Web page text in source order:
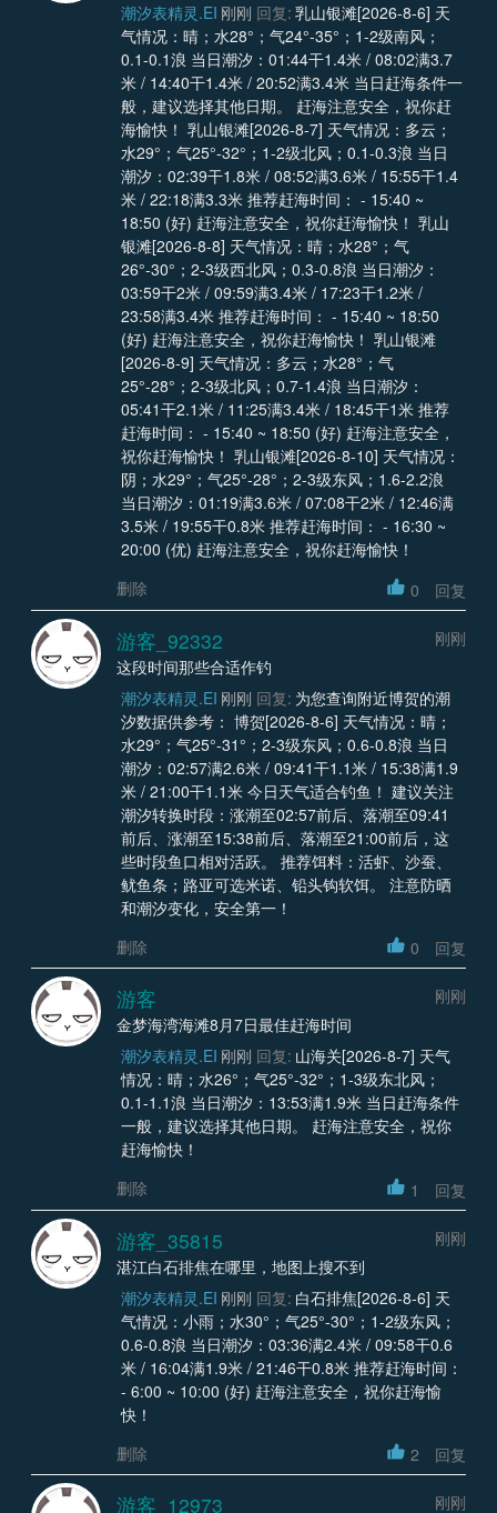
潮汐表精灵.EI 刚刚 回复: 乳山银滩[2026-8-6] 天
气情况：晴；水28°；气24°-35°；1-2级南风；
0.1-0.1浪 当日潮汐：01:44干1.4米 / 08:02满3.7
米 / 14:40干1.4米 / 20:52满3.4米 当日赶海条件一
般，建议选择其他日期。 赶海注意安全，祝你赶
海愉快！ 乳山银滩[2026-8-7] 天气情况：多云；
水29°；气25°-32°；1-2级北风；0.1-0.3浪 当日
潮汐：02:39干1.8米 / 08:52满3.6米 / 15:55干1.4
米 / 22:18满3.3米 推荐赶海时间： - 15:40 ~
18:50 (好) 赶海注意安全，祝你赶海愉快！ 乳山
银滩[2026-8-8] 天气情况：晴；水28°；气
26°-30°；2-3级西北风；0.3-0.8浪 当日潮汐：
03:59干2米 / 09:59满3.4米 / 17:23干1.2米 /
23:58满3.4米 推荐赶海时间： - 15:40 ~ 18:50
(好) 赶海注意安全，祝你赶海愉快！ 乳山银滩
[2026-8-9] 天气情况：多云；水28°；气
25°-28°；2-3级北风；0.7-1.4浪 当日潮汐：
05:41干2.1米 / 11:25满3.4米 / 18:45干1米 推荐
赶海时间： - 15:40 ~ 18:50 (好) 赶海注意安全，
祝你赶海愉快！ 乳山银滩[2026-8-10] 天气情况：
阴；水29°；气25°-28°；2-3级东风；1.6-2.2浪
当日潮汐：01:19满3.6米 / 07:08干2米 / 12:46满
3.5米 / 19:55干0.8米 推荐赶海时间： - 16:30 ~
20:00 (优) 赶海注意安全，祝你赶海愉快！
删除
0 回复
游客_92332
刚刚
这段时间那些合适作钓
潮汐表精灵.EI 刚刚 回复: 为您查询附近博贺的潮
汐数据供参考： 博贺[2026-8-6] 天气情况：晴；
水29°；气25°-31°；2-3级东风；0.6-0.8浪 当日
潮汐：02:57满2.6米 / 09:41干1.1米 / 15:38满1.9
米 / 21:00干1.1米 今日天气适合钓鱼！ 建议关注
潮汐转换时段：涨潮至02:57前后、落潮至09:41
前后、涨潮至15:38前后、落潮至21:00前后，这
些时段鱼口相对活跃。 推荐饵料：活虾、沙蚕、
鱿鱼条；路亚可选米诺、铅头钩软饵。 注意防晒
和潮汐变化，安全第一！
删除
0 回复
游客
刚刚
金梦海湾海滩8月7日最佳赶海时间
潮汐表精灵.EI 刚刚 回复: 山海关[2026-8-7] 天气
情况：晴；水26°；气25°-32°；1-3级东北风；
0.1-1.1浪 当日潮汐：13:53满1.9米 当日赶海条件
一般，建议选择其他日期。 赶海注意安全，祝你
赶海愉快！
删除
1 回复
游客_35815
刚刚
湛江白石排焦在哪里，地图上搜不到
潮汐表精灵.EI 刚刚 回复: 白石排焦[2026-8-6] 天
气情况：小雨；水30°；气25°-30°；1-2级东风；
0.6-0.8浪 当日潮汐：03:36满2.4米 / 09:58干0.6
米 / 16:04满1.9米 / 21:46干0.8米 推荐赶海时间：
- 6:00 ~ 10:00 (好) 赶海注意安全，祝你赶海愉
快！
删除
2 回复
游客_12973 刚刚